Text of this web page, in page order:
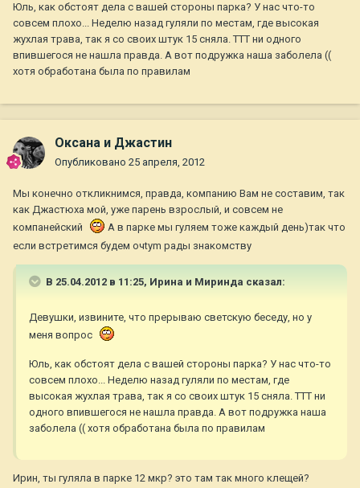
Юль, как обстоят дела с вашей стороны парка? У нас что-то
совсем плохо... Неделю назад гуляли по местам, где высокая
жухлая трава, так я со своих штук 15 сняла. ТТТ ни одного
впившегося не нашла правда. А вот подружка наша заболела ((
хотя обработана была по правилам
Оксана и Джастин
Опубликовано 25 апреля, 2012
Мы конечно откликнимся, правда, компанию Вам не составим, так
как Джастюха мой, уже парень взрослый, и совсем не
компанейский
А в парке мы гуляем тоже каждый день)так что
если встретимся будем очtym рады знакомству
В 25.04.2012 в 11:25, Ирина и Миринда сказал:
Девушки, извините, что прерываю светскую беседу, но у
меня вопрос
Юль, как обстоят дела с вашей стороны парка? У нас что-то
совсем плохо... Неделю назад гуляли по местам, где
высокая жухлая трава, так я со своих штук 15 сняла. ТТТ ни
одного впившегося не нашла правда. А вот подружка наша
заболела (( хотя обработана была по правилам
Ирин, ты гуляла в парке 12 мкр? это там так много клещей?